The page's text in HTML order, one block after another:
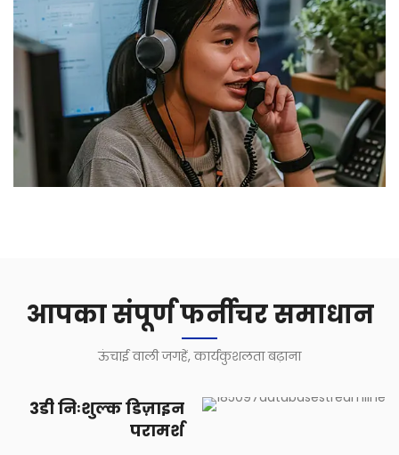
आपका संपूर्ण फर्नीचर समाधान
ऊंचाई वाली जगहें, कार्यकुशलता बढ़ाना
3डी निःशुल्क डिज़ाइन
परामर्श